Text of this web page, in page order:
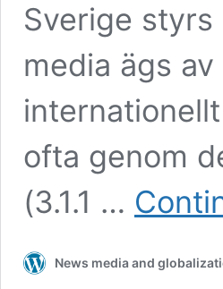
Sverige styrs
media ägs
ofta genom
(3.1.1 …
News media and